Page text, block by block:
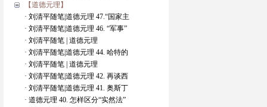
【道德元理】
· 刘清平随笔|道德元理 47.“国家主
· 刘清平随笔|道德元理 46. “军事”
· 刘清平随笔 | 道德元理
· 刘清平随笔|道德元理 44. 哈特的
· 刘清平随笔 | 道德元理
· 刘清平随笔|道德元理 42. 再谈西
· 刘清平随笔|道德元理 41. 奥斯丁
· 道德元理 40. 怎样区分“实然法”